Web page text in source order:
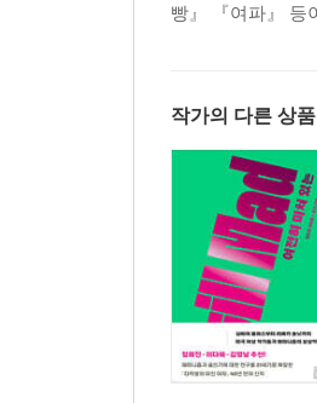
찾아보기
빵』 『여파』 등
작가의 다른 상품